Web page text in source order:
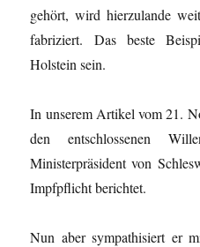
gehört, wird hierzulande
fabriziert. Das beste
Holstein sein.
In unserem Artikel vom 21.
den entschlossenen
Ministerpräsident von
Impfpflicht berichtet.
Nun aber sympathisiert er